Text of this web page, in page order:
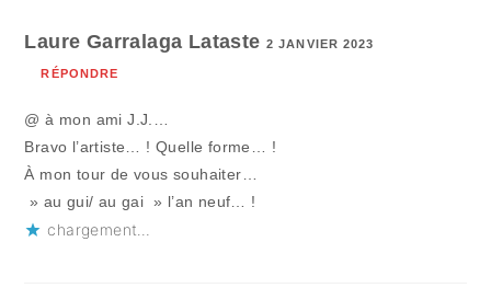
Laure Garralaga Lataste2 JANVIER 2023
RÉPONDRE
@ à mon ami J.J.…
Bravo l’artiste… ! Quelle forme… !
À mon tour de vous souhaiter…
» au gui/ au gai » l’an neuf… !
chargement…